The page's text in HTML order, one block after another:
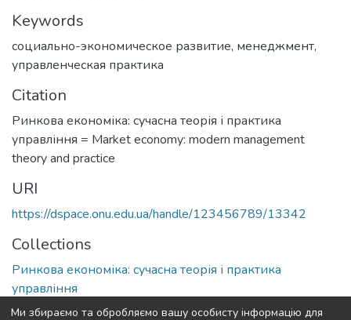
Keywords
социально-экономическое развитие, менеджмент,
управленческая практика
Citation
Ринкова економіка: сучасна теорія і практика
управління = Market economy: modern management
theory and practice
URI
https://dspace.onu.edu.ua/handle/123456789/13342
Collections
Ринкова економіка: сучасна теорія і практика
управління
Ми збираємо та обробляємо вашу особисту інформацію для